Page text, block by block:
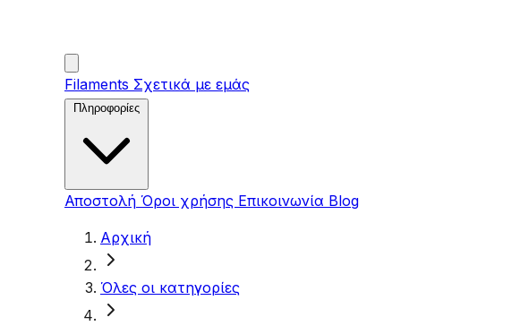
Filaments Σχετικά με εμάς
Αποστολή Όροι χρήσης Επικοινωνία Blog
Αρχική
Όλες οι κατηγορίες